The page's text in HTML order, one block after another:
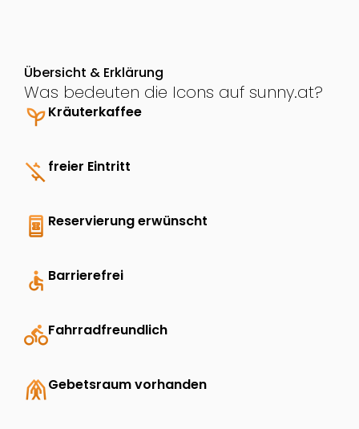
Übersicht & Erklärung
Was bedeuten die Icons auf sunny.at?
psychiatryKräuterkaffee
money_off freier Eintritt
book_online Reservierung erwünscht
accessible Barrierefrei
directions_bikeFahrradfreundlich
folded_handsGebetsraum vorhanden